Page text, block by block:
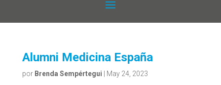
Alumni Medicina España
por Brenda Sempértegui May 24, 2023